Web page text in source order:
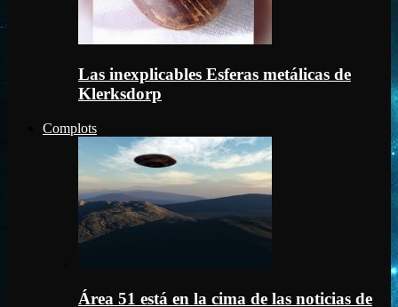
Las inexplicables Esferas metálicas de
Klerksdorp
Complots
Área 51 está en la cima de las noticias de